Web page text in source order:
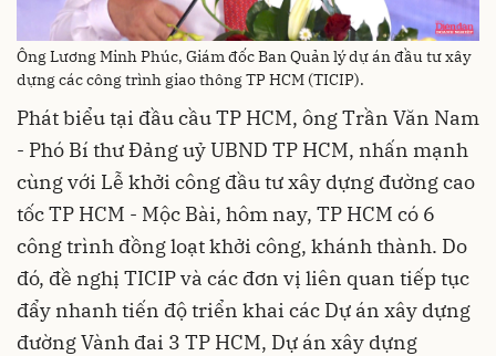
Ông Lương Minh Phúc, Giám đốc Ban Quản lý dự án đầu tư xây
dựng các công trình giao thông TP HCM (TICIP).
Phát biểu tại đầu cầu TP HCM, ông Trần Văn Nam
- Phó Bí thư Đảng uỷ UBND TP HCM, nhấn mạnh
cùng với Lễ khởi công đầu tư xây dựng đường cao
tốc TP HCM - Mộc Bài, hôm nay, TP HCM có 6
công trình đồng loạt khởi công, khánh thành. Do
đó, đề nghị TICIP và các đơn vị liên quan tiếp tục
đẩy nhanh tiến độ triển khai các Dự án xây dựng
đường Vành đai 3 TP HCM, Dự án xây dựng